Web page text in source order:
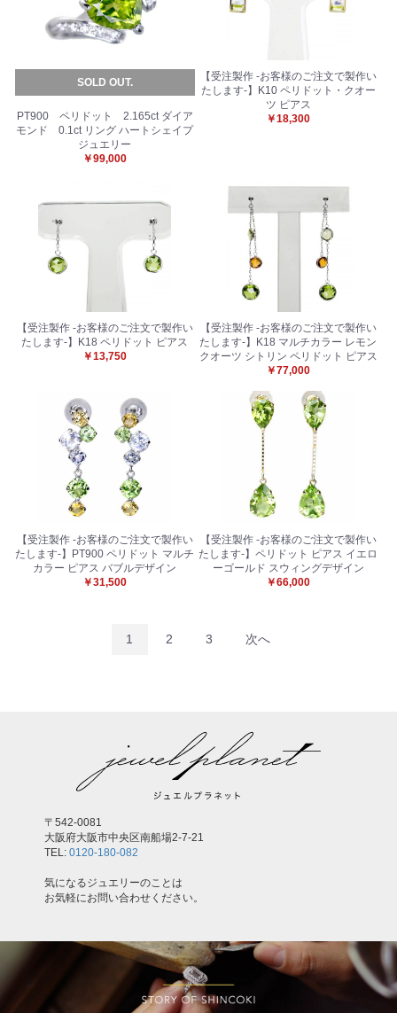
SOLD OUT.
PT900 ペリドット 2.165ct ダイア
モンド 0.1ct リング ハートシェイプ
ジュエリー
￥99,000
【受注製作 -お客様のご注文で製作い
たします-】K10 ペリドット・クオー
ツ ピアス
￥18,300
【受注製作 -お客様のご注文で製作い
たします-】K18 ペリドット ピアス
￥13,750
【受注製作 -お客様のご注文で製作い
たします-】K18 マルチカラー レモン
クオーツ シトリン ペリドット ピアス
￥77,000
【受注製作 -お客様のご注文で製作い
たします-】PT900 ペリドット マルチ
カラー ピアス バブルデザイン
￥31,500
【受注製作 -お客様のご注文で製作い
たします-】ペリドット ピアス イエロ
ーゴールド スウィングデザイン
￥66,000
1 2 3 次へ
〒542-0081
大阪府大阪市中央区南船場2-7-21
TEL: 0120-180-082
気になるジュエリーのことは
お気軽にお問い合わせください。